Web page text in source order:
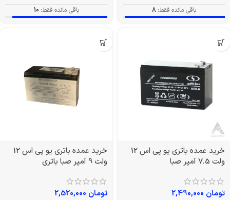
باقی مانده فقط: 8 باقی مانده فقط: 10
خرید عمده باتری یو پی اس 12
ولت 7.5 آمپر صبا
تومان
خرید عمده باتری یو پی اس 12
ولت 9 آمپر صبا باتری
تومان